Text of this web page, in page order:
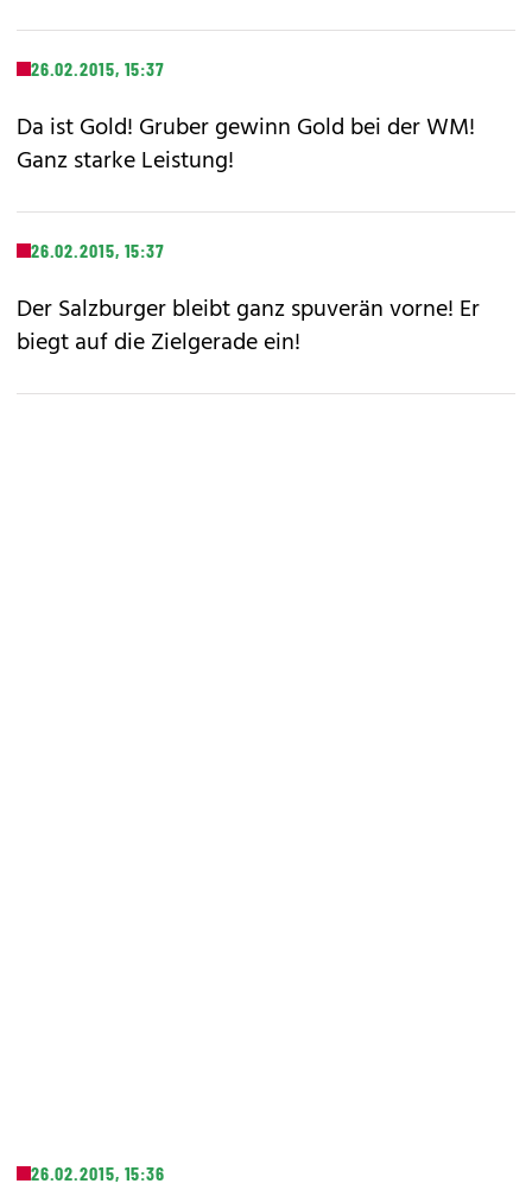
26.02.2015, 15:37
Da ist Gold! Gruber gewinn Gold bei der WM!
Ganz starke Leistung!
26.02.2015, 15:37
Der Salzburger bleibt ganz spuverän vorne! Er
biegt auf die Zielgerade ein!
26.02.2015, 15:36